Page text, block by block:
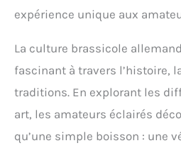
expérience unique aux
La culture brassicole
fascinant à travers l’histoire,
traditions. En explorant les
art, les amateurs éclairés
qu’une simple boisson : une